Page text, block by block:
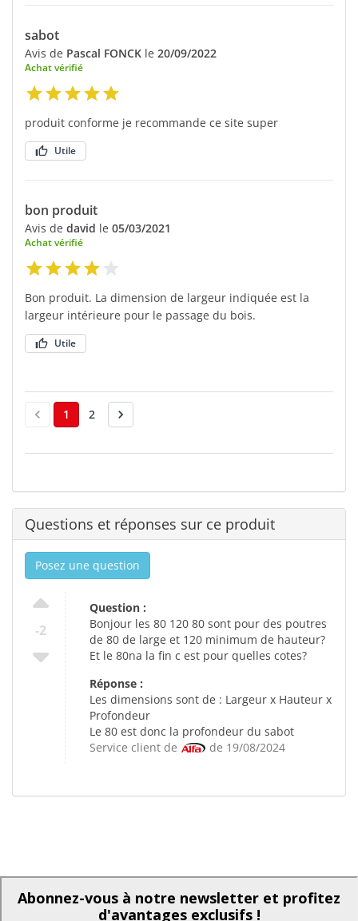
sabot
Avis de Pascal FONCK le 20/09/2022
Achat vérifié
produit conforme je recommande ce site super
Utile
bon produit
Avis de david le 05/03/2021
Achat vérifié
Bon produit. La dimension de largeur indiquée est la
largeur intérieure pour le passage du bois.
Utile
1 2
Questions et réponses sur ce produit
Posez une question
-2
Question :
Bonjour les 80 120 80 sont pour des poutres
de 80 de large et 120 minimum de hauteur?
Et le 80na la fin c est pour quelles cotes?
Réponse :
Les dimensions sont de : Largeur x Hauteur x
Profondeur
Le 80 est donc la profondeur du sabot
Service client de
de 19/08/2024